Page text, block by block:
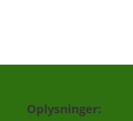
Oplysninger: